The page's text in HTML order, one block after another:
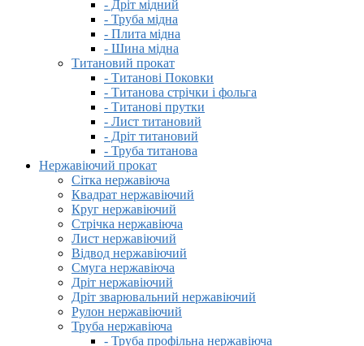
- Дріт мідний
- Труба мідна
- Плита мідна
- Шина мідна
Титановий прокат
- Титанові Поковки
- Титанова стрічки і фольга
- Титанові прутки
- Лист титановий
- Дріт титановий
- Труба титанова
Нержавіючий прокат
Сітка нержавіюча
Квадрат нержавіючий
Круг нержавіючий
Стрічка нержавіюча
Лист нержавіючий
Відвод нержавіючий
Смуга нержавіюча
Дріт нержавіючий
Дріт зварювальний нержавіючий
Рулон нержавіючий
Труба нержавіюча
- Труба профільна нержавіюча